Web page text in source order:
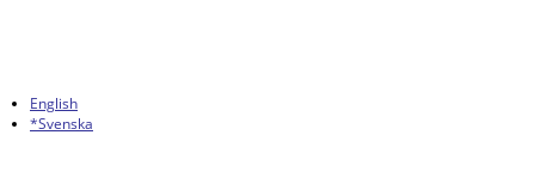
English
*Svenska